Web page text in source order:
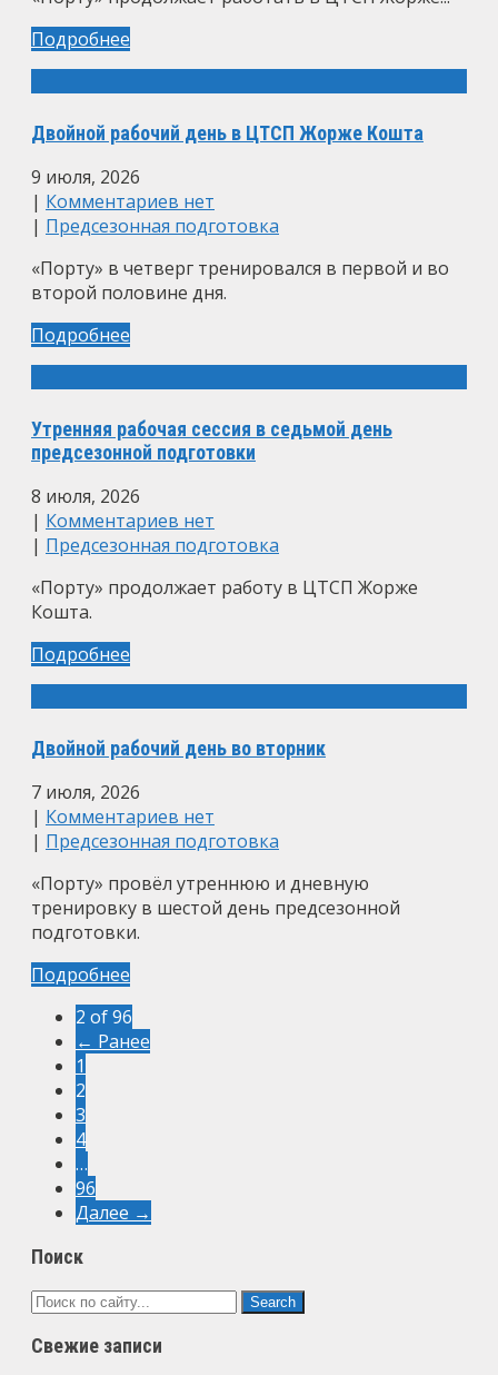
Подробнее
Двойной рабочий день в ЦТСП Жорже Кошта
9 июля, 2026
| Комментариев нет
| Предсезонная подготовка
«Порту» в четверг тренировался в первой и во
второй половине дня.
Подробнее
Утренняя рабочая сессия в седьмой день
предсезонной подготовки
8 июля, 2026
| Комментариев нет
| Предсезонная подготовка
«Порту» продолжает работу в ЦТСП Жорже
Кошта.
Подробнее
Двойной рабочий день во вторник
7 июля, 2026
| Комментариев нет
| Предсезонная подготовка
«Порту» провёл утреннюю и дневную
тренировку в шестой день предсезонной
подготовки.
Подробнее
2 of 96
← Ранее
1
2
3
4
…
96
Далее →
Поиск
Свежие записи